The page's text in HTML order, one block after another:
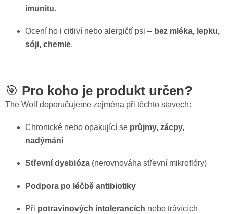
imunitu.
Ocení ho i citliví nebo alergičtí psi – bez mléka, lepku,
sóji, chemie.
🎯 Pro koho je produkt určen?
The Wolf doporučujeme zejména při těchto stavech:
Chronické nebo opakující se průjmy, zácpy,
nadýmání
Střevní dysbióza (nerovnováha střevní mikroflóry)
Podpora po léčbě antibiotiky
Při potravinových intolerancích nebo trávících